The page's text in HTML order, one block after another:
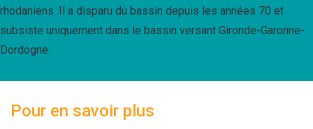
rhodaniens. Il a disparu du bassin depuis les années 70 et
subsiste uniquement dans le bassin versant Gironde-Garonne-
Dordogne.
Pour en savoir plus